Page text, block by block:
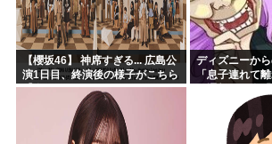
【櫻坂46】 神席すぎる... 広島公
演1日目、終演後の様子がこちら
【全国ツアー2026 What’s
lonesome?】
ディズニーか
「息子連れて
「どうしまし
モナイことに…